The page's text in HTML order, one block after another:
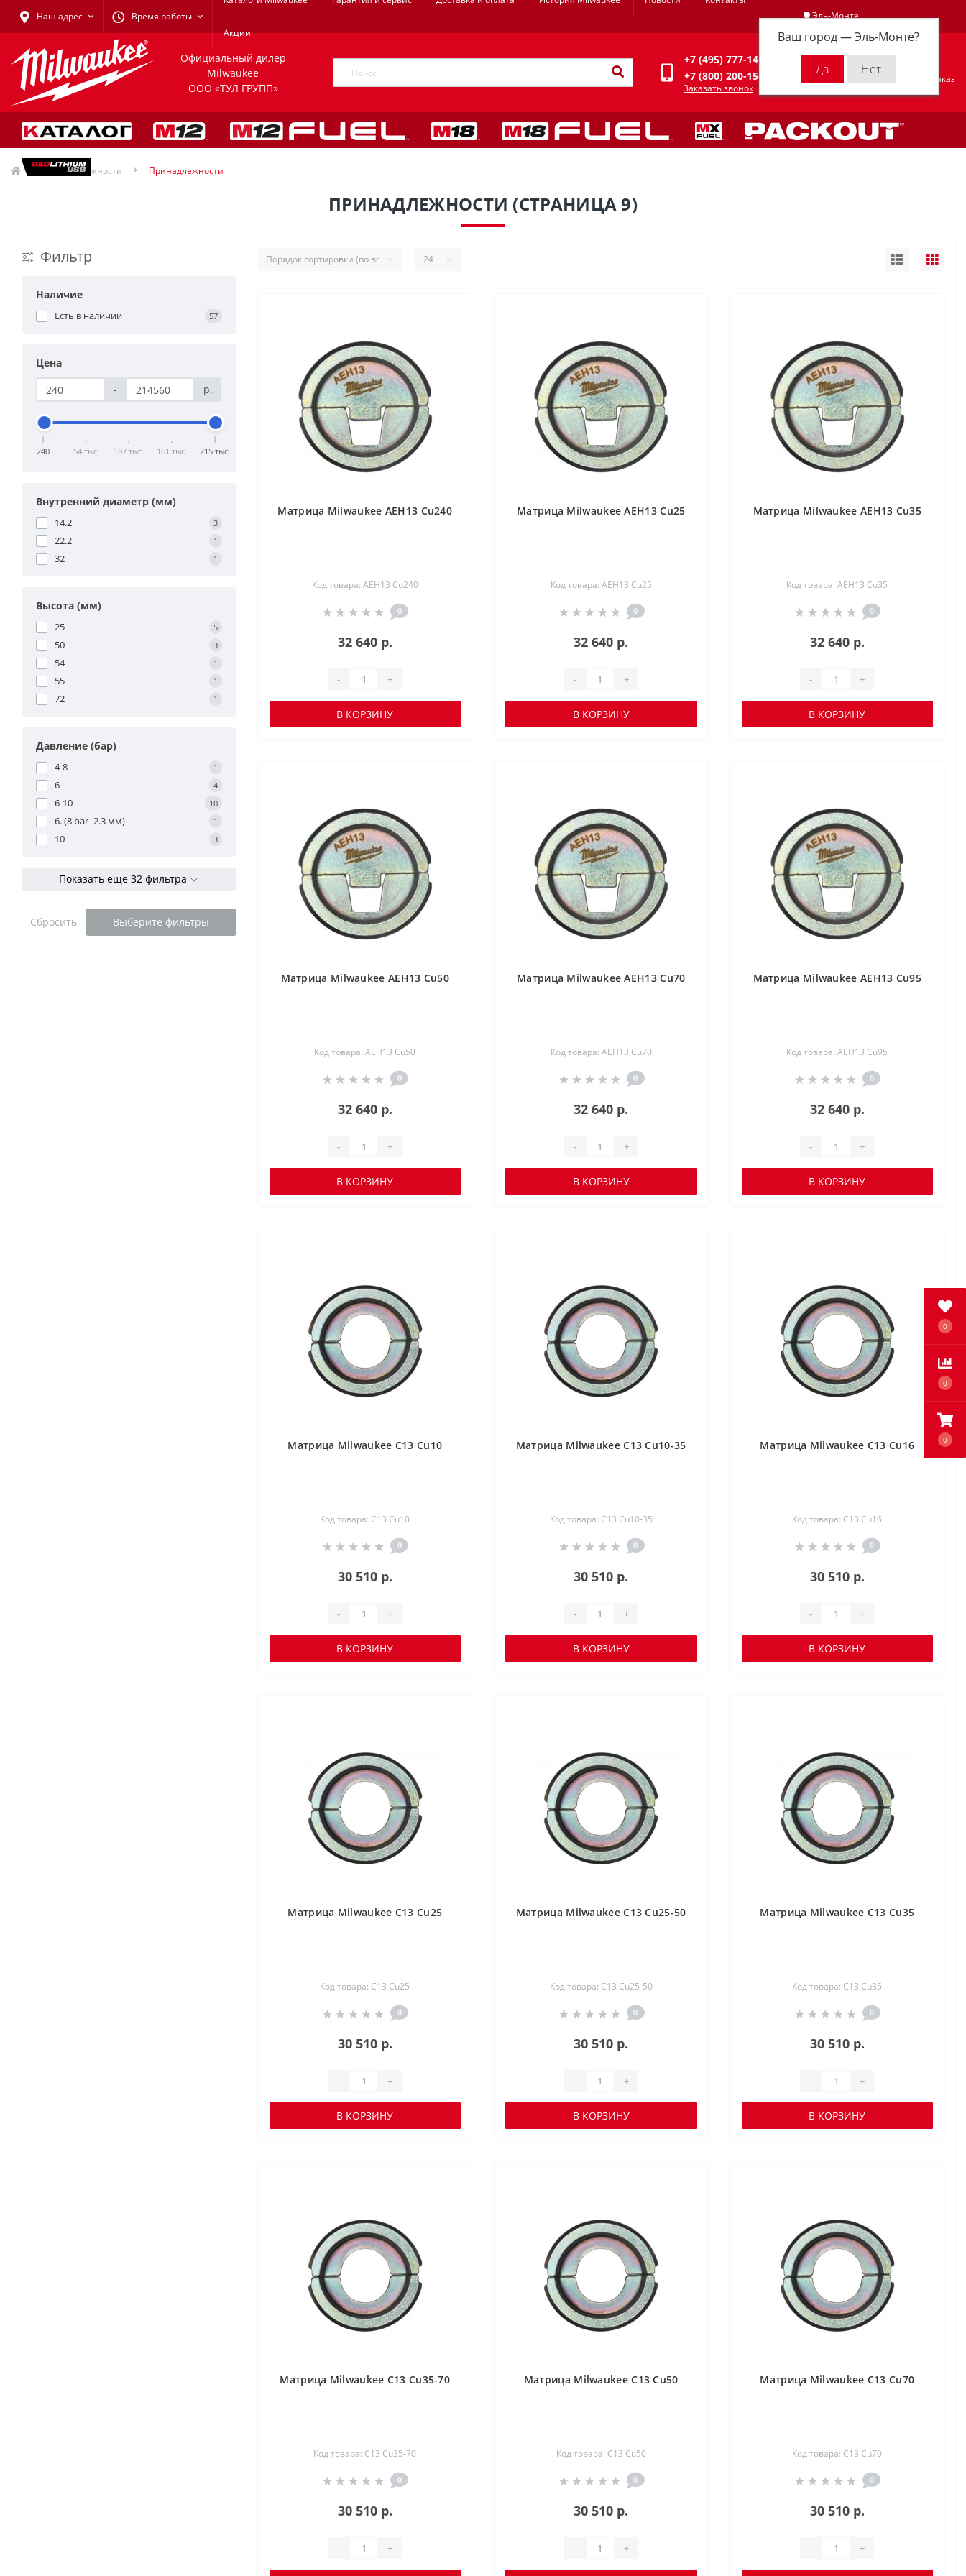
0
0
0
Наш адрес Время работы
Акции
Эль-Монте
Ваш город —Эль-Монте?
Личный кабинет
Официальный дилер
Milwaukee
ООО «ТУЛ ГРУПП»
+7 (495) 777-14-94
+7 (800) 200-15-94
Заказать звонок
Оформить заказ
Принадлежности Принадлежности
ПРИНАДЛЕЖНОСТИ (СТРАНИЦА 9)
Фильтр
Наличие
Есть в наличии 57
Цена
-
р.
240 54 тыс. 107 тыс. 161 тыс. 215 тыс.
Внутренний диаметр (мм)
14.2 3
22.2 1
32 1
Высота (мм)
25 5
50 3
54 1
55 1
72 1
Давление (бар)
4-8 1
6 4
6-10 10
6. (8 bar- 2.3 мм) 1
10 3
Показать еще 32 фильтра
Сбросить Выберите фильтры
Матрица Milwaukee AEH13 Cu240
Код товара: AEH13 Cu240
0
32 640 р.
- +
В КОРЗИНУ
Матрица Milwaukee AEH13 Cu25
Код товара: AEH13 Cu25
0
32 640 р.
- +
В КОРЗИНУ
Матрица Milwaukee AEH13 Cu35
Код товара: AEH13 Cu35
0
32 640 р.
- +
В КОРЗИНУ
Матрица Milwaukee AEH13 Cu50
Код товара: AEH13 Cu50
0
32 640 р.
- +
В КОРЗИНУ
Матрица Milwaukee AEH13 Cu70
Код товара: AEH13 Cu70
0
32 640 р.
- +
В КОРЗИНУ
Матрица Milwaukee AEH13 Cu95
Код товара: AEH13 Cu95
0
32 640 р.
- +
В КОРЗИНУ
Матрица Milwaukee C13 Cu10
Код товара: C13 Cu10
0
30 510 р.
- +
В КОРЗИНУ
Матрица Milwaukee C13 Cu10-35
Код товара: C13 Cu10-35
0
30 510 р.
- +
В КОРЗИНУ
Матрица Milwaukee C13 Cu16
Код товара: C13 Cu16
0
30 510 р.
- +
В КОРЗИНУ
Матрица Milwaukee C13 Cu25
Код товара: C13 Cu25
0
30 510 р.
- +
В КОРЗИНУ
Матрица Milwaukee C13 Cu25-50
Код товара: C13 Cu25-50
0
30 510 р.
- +
В КОРЗИНУ
Матрица Milwaukee C13 Cu35
Код товара: C13 Cu35
0
30 510 р.
- +
В КОРЗИНУ
Матрица Milwaukee C13 Cu35-70
Код товара: C13 Cu35-70
0
30 510 р.
- +
Матрица Milwaukee C13 Cu50
Код товара: C13 Cu50
0
30 510 р.
- +
Матрица Milwaukee C13 Cu70
Код товара: C13 Cu70
0
30 510 р.
- +